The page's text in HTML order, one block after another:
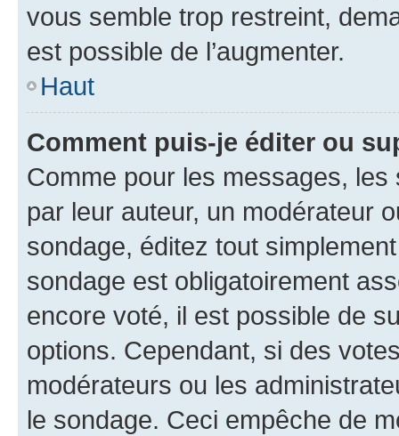
vous semble trop restreint,
est possible de l’augmenter.
Haut
Comment puis-je éditer ou
Comme pour les messages,
par leur auteur, un modérateur
sondage, éditez tout
sondage est obligatoirement
encore voté, il est possible de
options. Cependant, si des
modérateurs ou les
le sondage. Ceci empêche de